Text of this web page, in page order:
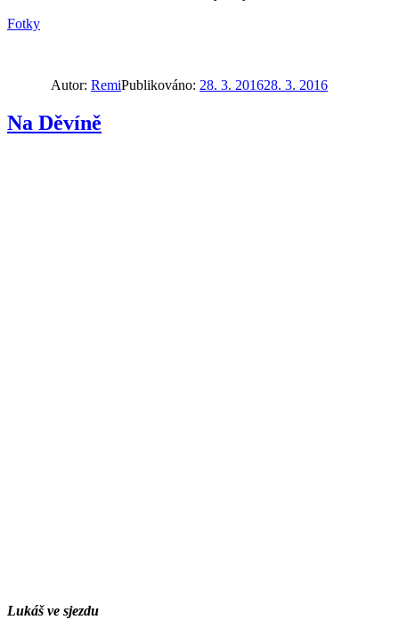
Fotky
Autor: RemiPublikováno: 28. 3. 201628. 3. 2016
Na Děvíně
Lukáš ve sjezdu